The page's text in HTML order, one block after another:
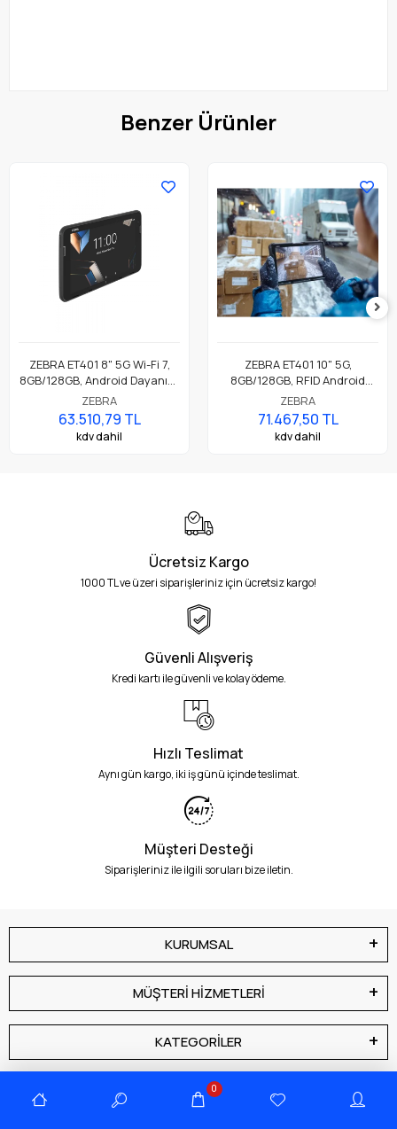
Benzer Ürünler
ZEBRA ET401 8" 5G Wi-Fi 7,
8GB/128GB, Android Dayanıklı
Endüstriyel Tablet
ZEBRA
63.510,79 TL
kdv dahil
ZEBRA ET401 10" 5G,
8GB/128GB, RFID Android
Dayanıklı Endüstriyel Tablet
ZEBRA
71.467,50 TL
kdv dahil
Ücretsiz Kargo
1000 TL ve üzeri siparişleriniz için ücretsiz kargo!
Güvenli Alışveriş
Kredi kartı ile güvenli ve kolay ödeme.
Hızlı Teslimat
Aynı gün kargo, iki iş günü içinde teslimat.
Müşteri Desteği
Siparişleriniz ile ilgili soruları bize iletin.
KURUMSAL
MÜŞTERİ HİZMETLERİ
KATEGORİLER
BİZE ULAŞIN
0